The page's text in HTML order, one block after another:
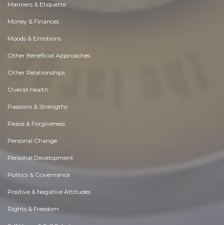
Manners & Etiquette
Money & Finances
Moods & Emotions
Other Beneficial Approaches
Other Relationships
Overall health
Passions & Strengths
Peace & Forgiveness
Personal Change
Personal Development
Politics & Governance
Positive & Negative Attitudes
Rights & Freedom